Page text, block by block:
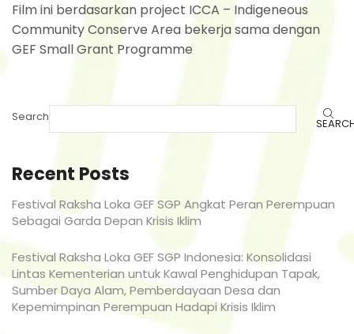
Film ini berdasarkan project ICCA – Indigeneous
Community Conserve Area bekerja sama dengan
GEF Small Grant Programme
Search
Recent Posts
Festival Raksha Loka GEF SGP Angkat Peran Perempuan
Sebagai Garda Depan Krisis Iklim
Festival Raksha Loka GEF SGP Indonesia: Konsolidasi
Lintas Kementerian untuk Kawal Penghidupan Tapak,
Sumber Daya Alam, Pemberdayaan Desa dan
Kepemimpinan Perempuan Hadapi Krisis Iklim